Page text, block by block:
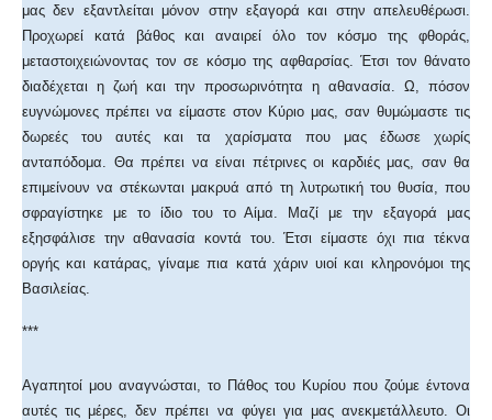
μας δεν εξαντλείται μόνον στην εξαγορά και στην απελευθέρωσι.
Προχωρεί κατά βάθος και αναιρεί όλο τον κόσμο της φθοράς,
μεταστοιχειώνοντας τον σε κόσμο της αφθαρσίας. Έτσι τον θάνατο
διαδέχεται η ζωή και την προσωρινότητα η αθανασία. Ω, πόσον
ευγνώμονες πρέπει να είμαστε στον Κύριο μας, σαν θυμώμαστε τις
δωρεές του αυτές και τα χαρίσματα που μας έδωσε χωρίς
ανταπόδομα. Θα πρέπει να είναι πέτρινες οι καρδιές μας, σαν θα
επιμείνουν να στέκωνται μακρυά από τη λυτρωτική του θυσία, που
σφραγίστηκε με το ίδιο του το Αίμα. Μαζί με την εξαγορά μας
εξησφάλισε την αθανασία κοντά του. Έτσι είμαστε όχι πια τέκνα
οργής και κατάρας, γίναμε πια κατά χάριν υιοί και κληρονόμοι της
Βασιλείας.
***
Αγαπητοί μου αναγνώσται, το Πάθος του Κυρίου που ζούμε έντονα
αυτές τις μέρες, δεν πρέπει να φύγει για μας ανεκμετάλλευτο. Οι